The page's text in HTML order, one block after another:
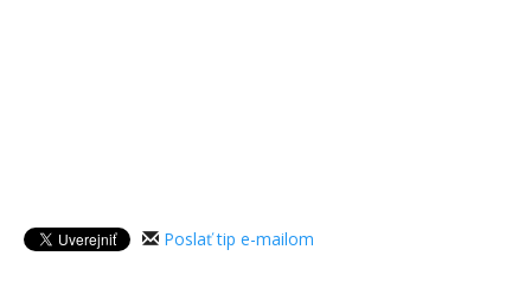
Poslať tip e-mailom